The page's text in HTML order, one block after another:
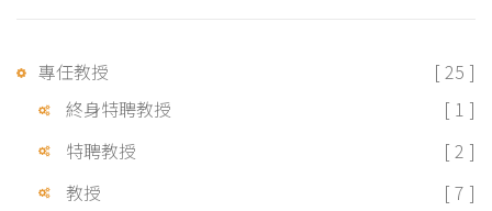
專任教授
[ 25 ]
終身特聘教授
[ 1 ]
特聘教授
[ 2 ]
教授
[ 7 ]